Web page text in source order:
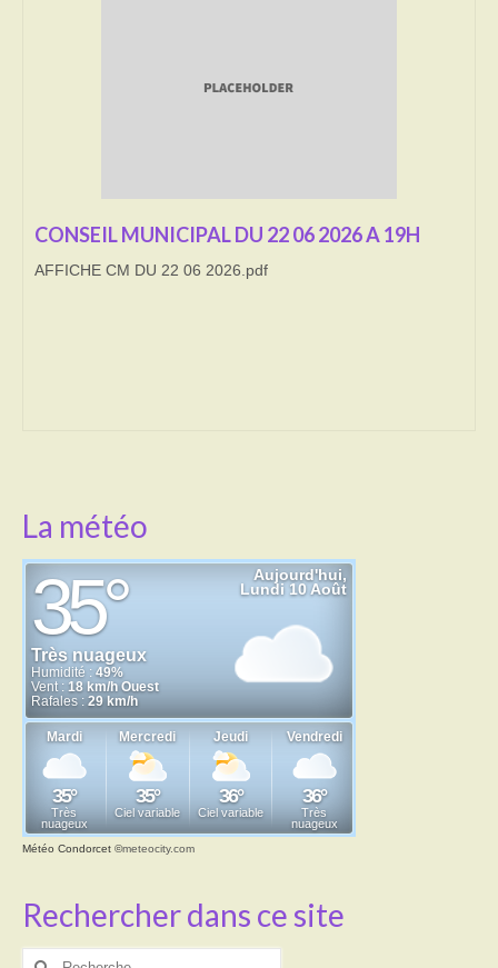
LE BRULAGE DES VEGETAUX
DECHETS VERTS
CONSEIL MUNICIPAL DU 22 06 2026 A 19H
AFFICHE CM DU 22 06 2026.pdf
La météo
Météo Condorcet ©meteocity.com
Rechercher dans ce site
Rechercher